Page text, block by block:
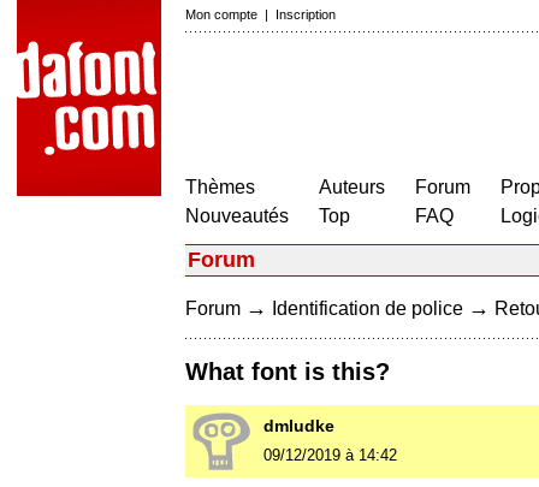
Mon compte | Inscription
Thèmes
Nouveautés
Auteurs
Top
Forum
FAQ
Forum
Forum → Identification de police →
What font is this?
dmludke
09/12/2019 à 14:42